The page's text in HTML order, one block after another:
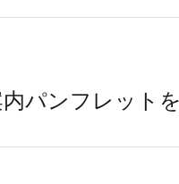
パンフレット